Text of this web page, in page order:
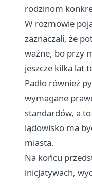
rodzinom
W rozmowie
zaznaczali, że
ważne, bo przy
jeszcze kilka lat
Padło również
wymagane
standardów, a
lądowisko ma
miasta.
Na końcu
inicjatywach,